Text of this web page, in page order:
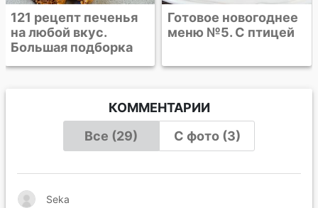
Готовое новогоднее
меню №5. С птицей
Большая подборка
закусок для
2025
КОММЕНТАРИИ
Все (29)
С фото (3)